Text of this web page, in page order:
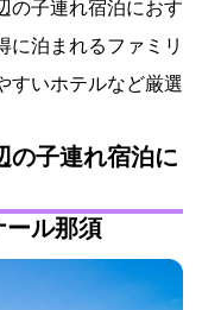
の子連れ宿泊におす
に泊まれるファミリ
すいホテルなど厳選
の子連れ宿泊に
ル那須